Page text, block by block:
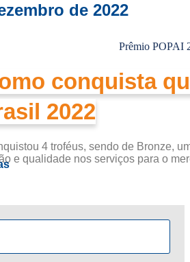
de 2022
conquista
2022
4 troféus, sendo de Bronze,
e qualidade nos serviços para o